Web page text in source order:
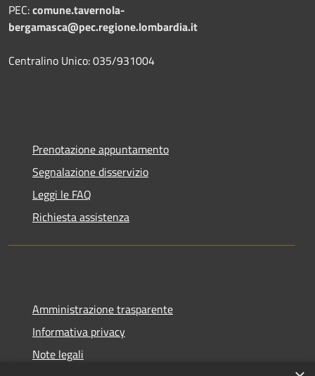
PEC:comune.tavernola-
bergamasca@pec.regione.lombardia.it
Centralino Unico: 035/931004
Prenotazione appuntamento
Segnalazione disservizio
Leggi le FAQ
Richiesta assistenza
Amministrazione trasparente
Informativa privacy
Note legali